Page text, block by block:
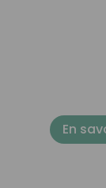
En